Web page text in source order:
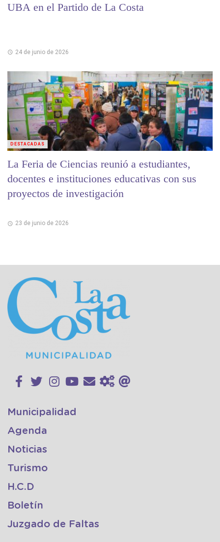
UBA en el Partido de La Costa
24 de junio de 2026
La Feria de Ciencias reunió a estudiantes,
docentes e instituciones educativas con sus
proyectos de investigación
23 de junio de 2026
DESTACADAS
Municipalidad
Agenda
Noticias
Turismo
H.C.D
Boletín
Juzgado de Faltas